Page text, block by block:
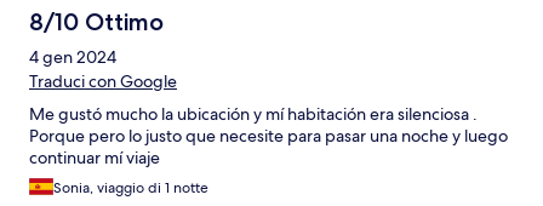
8/10 Ottimo
4 gen 2024
Traduci con Google
Me gustó mucho la ubicación y mí habitación era silenciosa .
Porque pero lo justo que necesite para pasar una noche y luego
continuar mí viaje
Sonia, viaggio di 1 notte